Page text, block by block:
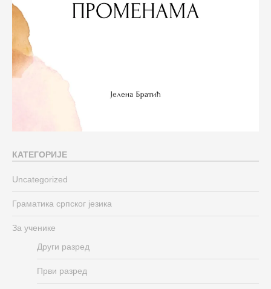
КАТЕГОРИЈЕ
Uncategorized
Граматика српског језика
За ученике
Други разред
Први разред